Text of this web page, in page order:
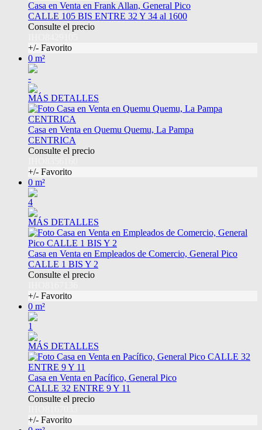
Casa en Venta en Frank Allan, General Pico
CALLE 105 BIS ENTRE 32 Y 34 al 1600
Consulte el precio
+/- Favorito
0 m²
-
MÁS DETALLES
Casa en Venta en Quemu Quemu, La Pampa
CENTRICA
Consulte el precio
+/- Favorito
0 m²
4
MÁS DETALLES
Casa en Venta en Empleados de Comercio, General Pico
CALLE 1 BIS Y 2
Consulte el precio
+/- Favorito
0 m²
1
MÁS DETALLES
Casa en Venta en Pacífico, General Pico
CALLE 32 ENTRE 9 Y 11
Consulte el precio
+/- Favorito